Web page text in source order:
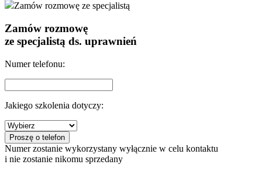
Zamów rozmowę ze specjalistą
Zamów rozmowę
ze specjalistą ds. uprawnień
Numer telefonu:
Jakiego szkolenia dotyczy:
Numer zostanie wykorzystany wyłącznie w celu kontaktu
i nie zostanie nikomu sprzedany